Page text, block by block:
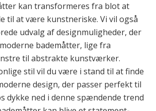
kan transformeres fra blot at
til at være kunstneriske. Vi vil også
udvalg af designmuligheder, der
bademåtter, lige fra
til abstrakte kunstværker.
stil vil du være i stand til at finde
design, der passer perfekt til
dykke ned i denne spændende trend